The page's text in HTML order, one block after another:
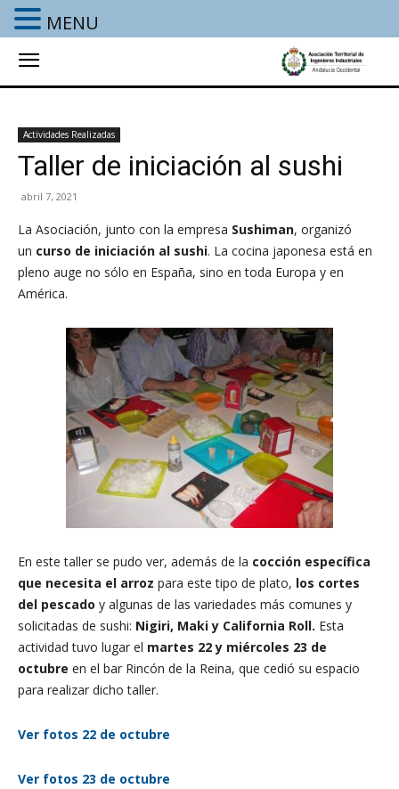
Actividades Realizadas
Taller de iniciación al sushi
abril 7, 2021
La Asociación, junto con la empresa Sushiman, organizó
un curso de iniciación al sushi. La cocina japonesa está en
pleno auge no sólo en España, sino en toda Europa y en
América.
En este taller se pudo ver, además de la cocción específica
que necesita el arroz para este tipo de plato, los cortes
del pescado y algunas de las variedades más comunes y
solicitadas de sushi: Nigiri, Maki y California Roll. Esta
actividad tuvo lugar el martes 22 y miércoles 23 de
octubre en el bar Rincón de la Reina, que cedió su espacio
para realizar dicho taller.
Ver fotos 22 de octubre
Ver fotos 23 de octubre
MENU